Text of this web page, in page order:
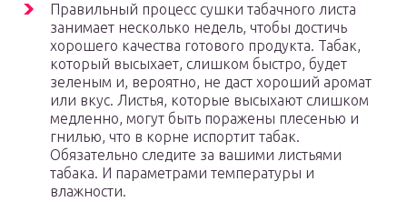
Правильный процесс сушки табачного листа
занимает несколько недель, чтобы достичь
хорошего качества готового продукта. Табак,
который высыхает, слишком быстро, будет
зеленым и, вероятно, не даст хороший аромат
или вкус. Листья, которые высыхают слишком
медленно, могут быть поражены плесенью и
гнилью, что в корне испортит табак.
Обязательно следите за вашими листьями
табака. И параметрами температуры и
влажности.